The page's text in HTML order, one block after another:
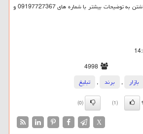
شما عزیزان در صورت نیاز داشتن به توضیحات بیشتر با شماره های 09197727367 و
4998
بازار , برند ,
تبلیغ
(1)
(0)
X